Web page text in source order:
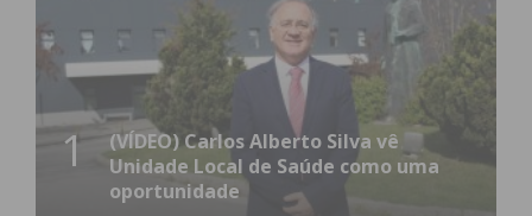
1
(VÍDEO) Carlos Alberto Silva vê
Unidade Local de Saúde como uma
oportunidade